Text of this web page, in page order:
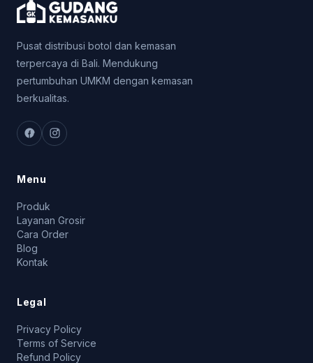
Pusat distribusi botol dan kemasan
terpercaya di Bali. Mendukung
pertumbuhan UMKM dengan kemasan
berkualitas.
Menu
Produk
Layanan Grosir
Cara Order
Blog
Kontak
Legal
Privacy Policy
Terms of Service
Refund Policy